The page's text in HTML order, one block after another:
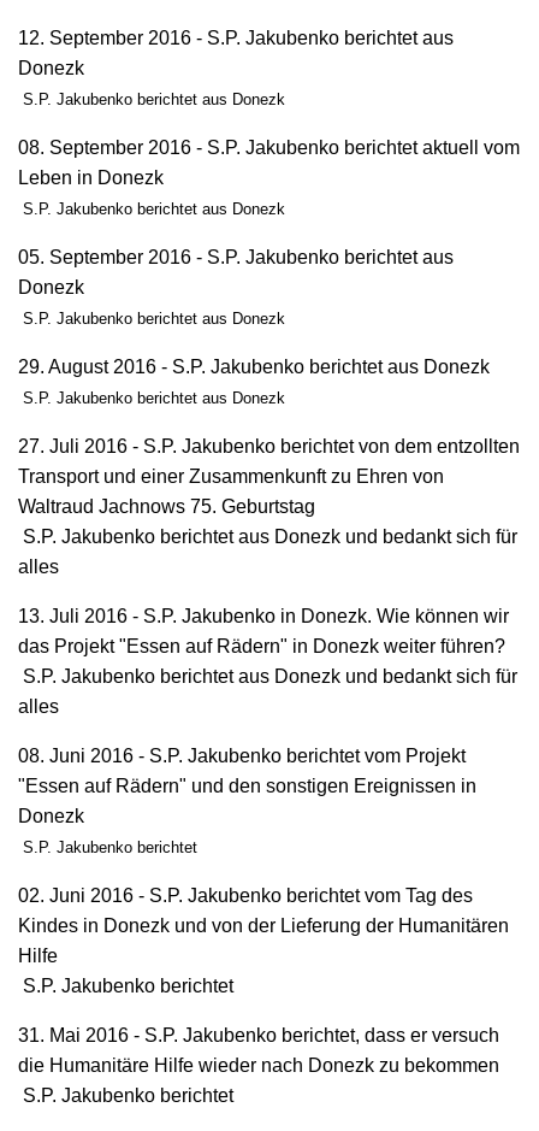
12. September 2016 - S.P. Jakubenko berichtet aus
Donezk
S.P. Jakubenko berichtet aus Donezk
08. September 2016 - S.P. Jakubenko berichtet aktuell vom
Leben in Donezk
S.P. Jakubenko berichtet aus Donezk
05. September 2016 - S.P. Jakubenko berichtet aus
Donezk
S.P. Jakubenko berichtet aus Donezk
29. August 2016 - S.P. Jakubenko berichtet aus Donezk
S.P. Jakubenko berichtet aus Donezk
27. Juli 2016 - S.P. Jakubenko berichtet von dem entzollten
Transport und einer Zusammenkunft zu Ehren von
Waltraud Jachnows 75. Geburtstag
S.P. Jakubenko berichtet aus Donezk und bedankt sich für
alles
13. Juli 2016 - S.P. Jakubenko in Donezk. Wie können wir
das Projekt "Essen auf Rädern" in Donezk weiter führen?
S.P. Jakubenko berichtet aus Donezk und bedankt sich für
alles
08. Juni 2016 - S.P. Jakubenko berichtet vom Projekt
"Essen auf Rädern" und den sonstigen Ereignissen in
Donezk
S.P. Jakubenko berichtet
02. Juni 2016 - S.P. Jakubenko berichtet vom Tag des
Kindes in Donezk und von der Lieferung der Humanitären
Hilfe
S.P. Jakubenko berichtet
31. Mai 2016 - S.P. Jakubenko berichtet, dass er versuch
die Humanitäre Hilfe wieder nach Donezk zu bekommen
S.P. Jakubenko berichtet